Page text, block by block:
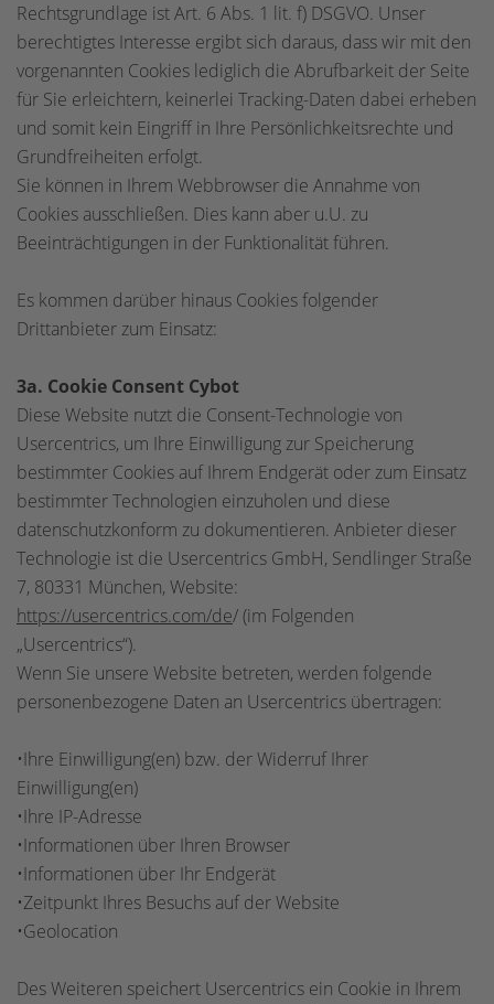
Rechtsgrundlage ist Art. 6 Abs. 1 lit. f) DSGVO. Unser
berechtigtes Interesse ergibt sich daraus, dass wir mit den
vorgenannten Cookies lediglich die Abrufbarkeit der Seite
für Sie erleichtern, keinerlei Tracking-Daten dabei erheben
und somit kein Eingriff in Ihre Persönlichkeitsrechte und
Grundfreiheiten erfolgt.
Sie können in Ihrem Webbrowser die Annahme von
Cookies ausschließen. Dies kann aber u.U. zu
Beeinträchtigungen in der Funktionalität führen.
Es kommen darüber hinaus Cookies folgender
Drittanbieter zum Einsatz:
3a. Cookie Consent Cybot
Diese Website nutzt die Consent-Technologie von
Usercentrics, um Ihre Einwilligung zur Speicherung
bestimmter Cookies auf Ihrem Endgerät oder zum Einsatz
bestimmter Technologien einzuholen und diese
datenschutzkonform zu dokumentieren. Anbieter dieser
Technologie ist die Usercentrics GmbH, Sendlinger Straße
7, 80331 München, Website:
https://usercentrics.com/de/ (im Folgenden
„Usercentrics“).
Wenn Sie unsere Website betreten, werden folgende
personenbezogene Daten an Usercentrics übertragen:
•Ihre Einwilligung(en) bzw. der Widerruf Ihrer
Einwilligung(en)
•Ihre IP-Adresse
•Informationen über Ihren Browser
•Informationen über Ihr Endgerät
•Zeitpunkt Ihres Besuchs auf der Website
•Geolocation
Des Weiteren speichert Usercentrics ein Cookie in Ihrem